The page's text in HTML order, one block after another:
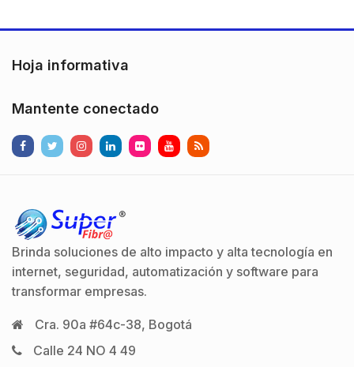
Hoja informativa
Mantente conectado
Brinda soluciones de alto impacto y alta tecnología en
internet, seguridad, automatización y software para
transformar empresas.
Cra. 90a #64c-38, Bogotá
Calle 24 NO 4 49